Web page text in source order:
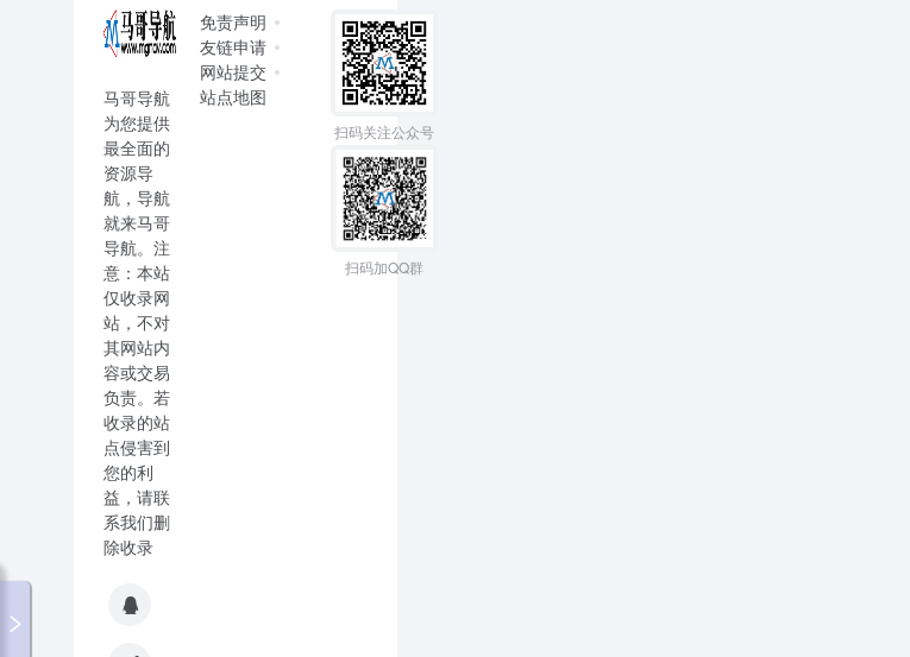
马哥导航
为您提供
最全面的
资源导
航，导航
就来马哥
导航。注
意：本站
仅收录网
站，不对
其网站内
容或交易
负责。若
收录的站
点侵害到
您的利
益，请联
系我们删
除收录
免责声明
友链申请
网站提交
站点地图
扫码关注公众号
扫码加QQ群